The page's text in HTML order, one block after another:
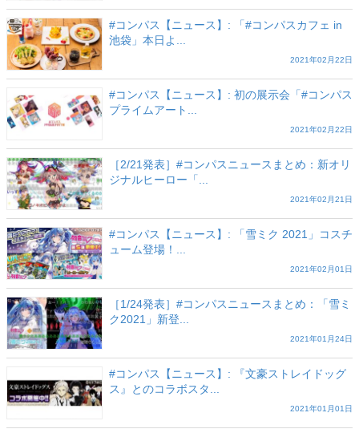
#コンパス【ニュース】: 「#コンパスカフェ in
池袋」本日よ...
2021年02月22日
#コンパス【ニュース】: 初の展示会「#コンパス
プライムアート...
2021年02月22日
［2/21発表］#コンパスニュースまとめ：新オリ
ジナルヒーロー「...
2021年02月21日
#コンパス【ニュース】: 「雪ミク 2021」コスチ
ューム登場！...
2021年02月01日
［1/24発表］#コンパスニュースまとめ：「雪ミ
ク2021」新登...
2021年01月24日
#コンパス【ニュース】: 『文豪ストレイドッグ
ス』とのコラボスタ...
2021年01月01日